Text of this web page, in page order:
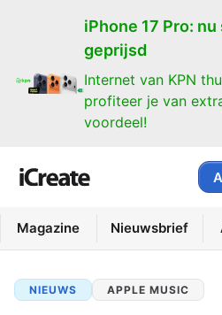
iPhone 17 Pro:
geprijsd
Internet van KPN
profiteer je van
voordeel!
Magazine Nieuwsbrief
NIEUWS APPLE MUSIC